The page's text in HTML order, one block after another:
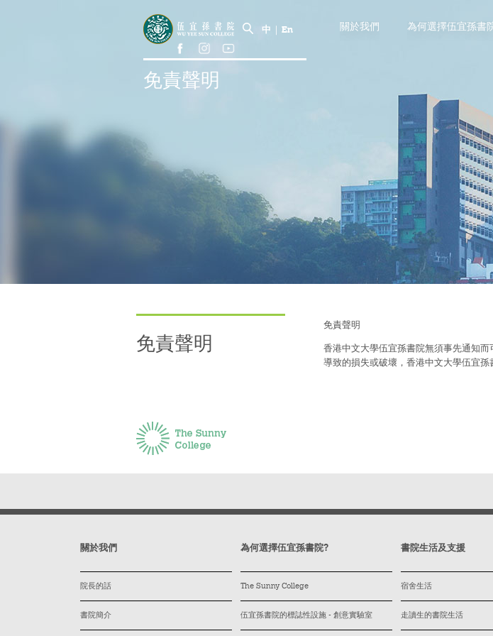
免責聲明
中 En 關於我們 為何選擇伍宜孫書
免責聲明
免責聲明
香港中文大學伍宜孫書院無須事先通知
導致的損失或破壞，香港中文大學伍宜孫
關於我們
院長的話
書院簡介
為何選擇伍宜孫書院?
The Sunny College
伍宜孫書院的標誌性設施 - 創意實驗室
書院生活及支援
宿舍生活
走讀生的書院生活